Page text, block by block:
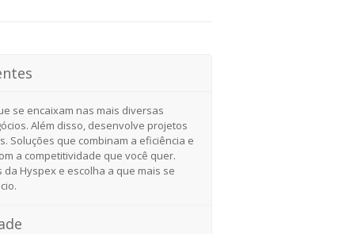
se encaixam nas mais diversas
Além disso, desenvolve projetos
Soluções que combinam a eficiência e
a competitividade que você quer.
Hyspex e escolha a que mais se